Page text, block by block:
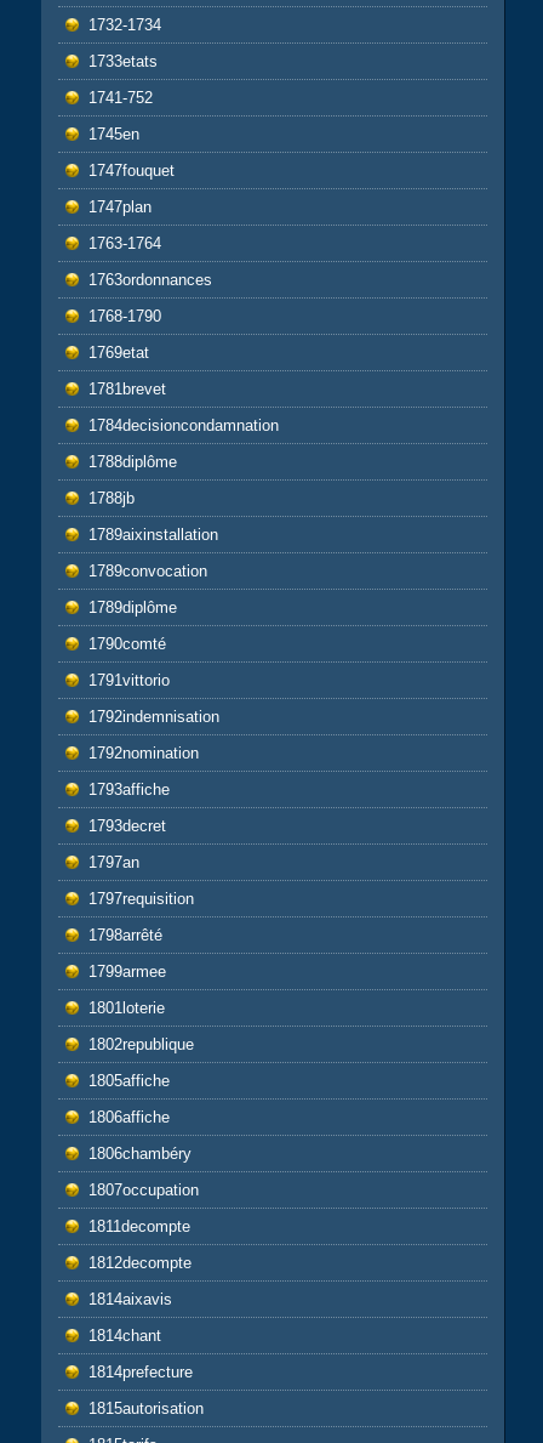
1732-1734
1733etats
1741-752
1745en
1747fouquet
1747plan
1763-1764
1763ordonnances
1768-1790
1769etat
1781brevet
1784decisioncondamnation
1788diplôme
1788jb
1789aixinstallation
1789convocation
1789diplôme
1790comté
1791vittorio
1792indemnisation
1792nomination
1793affiche
1793decret
1797an
1797requisition
1798arrêté
1799armee
1801loterie
1802republique
1805affiche
1806affiche
1806chambéry
1807occupation
1811decompte
1812decompte
1814aixavis
1814chant
1814prefecture
1815autorisation